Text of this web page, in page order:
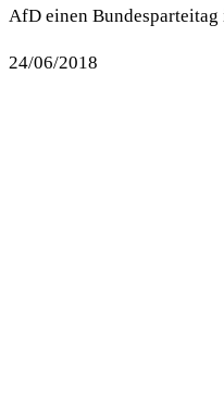
AfD einen
24/06/2018